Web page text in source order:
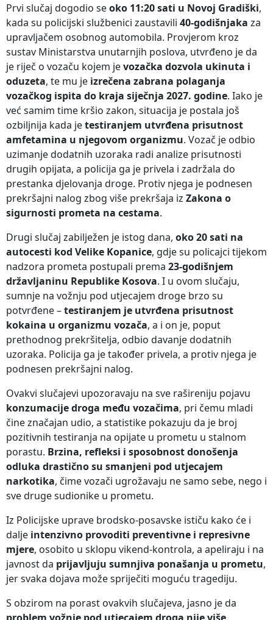
Prvi slučaj dogodio seoko 11:20 sati u Novoj Gradiški,
kada su policijski službenici zaustavili 40-godišnjaka za
upravljačem osobnog automobila. Provjerom kroz
sustav Ministarstva unutarnjih poslova, utvrđeno je da
je riječ o vozaču kojem jevozačka dozvola ukinuta i
oduzeta, te mu je izrečena zabrana polaganja
vozačkog ispita do kraja siječnja 2027. godine. Iako je
već samim time kršio zakon, situacija je postala još
ozbiljnija kada jetestiranjem utvrđena prisutnost
amfetamina u njegovom organizmu. Vozač je odbio
uzimanje dodatnih uzoraka radi analize prisutnosti
drugih opijata, a policija ga je privela i zadržala do
prestanka djelovanja droge. Protiv njega je podnesen
prekršajni nalog zbog više prekršaja iz Zakona o
sigurnosti prometa na cestama.
Drugi slučaj zabilježen je istog dana, oko 20 sati na
autocesti kod Velike Kopanice, gdje su policajci tijekom
nadzora prometa postupali prema 23-godišnjem
državljaninu Republike Kosova. I u ovom slučaju,
sumnje na vožnju pod utjecajem droge brzo su
potvrđene –testiranjem je utvrđena prisutnost
kokaina u organizmu vozača, a i on je, poput
prethodnog prekršitelja, odbio davanje dodatnih
uzoraka. Policija ga je također privela, a protiv njega je
podnesen prekršajni nalog.
Ovakvi slučajevi upozoravaju na sve rašireniju pojavu
konzumacije droga među vozačima, pri čemu mladi
čine značajan udio, a statistike pokazuju da je broj
pozitivnih testiranja na opijate u prometu u stalnom
porastu. Brzina, refleksi i sposobnost donošenja
odluka drastično su smanjeni pod utjecajem
narkotika, čime vozači ugrožavaju ne samo sebe, nego i
sve druge sudionike u prometu.
Iz Policijske uprave brodsko-posavske ističu kako će i
dalje intenzivno provoditi preventivne i represivne
mjere, osobito u sklopu vikend-kontrola, a apeliraju i na
javnost da prijavljuju sumnjiva ponašanja u prometu,
jer svaka dojava može spriječiti moguću tragediju.
S obzirom na porast ovakvih slučajeva, jasno je da